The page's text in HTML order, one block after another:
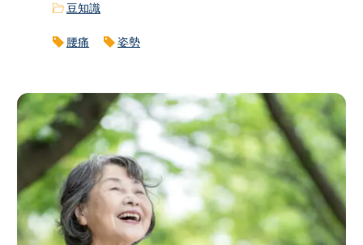
豆知識
腰痛 姿勢